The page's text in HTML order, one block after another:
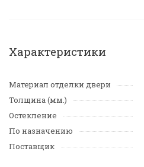
Характеристики
Материал отделки двери
Толщина (мм.)
Остекление
По назначению
Поставщик